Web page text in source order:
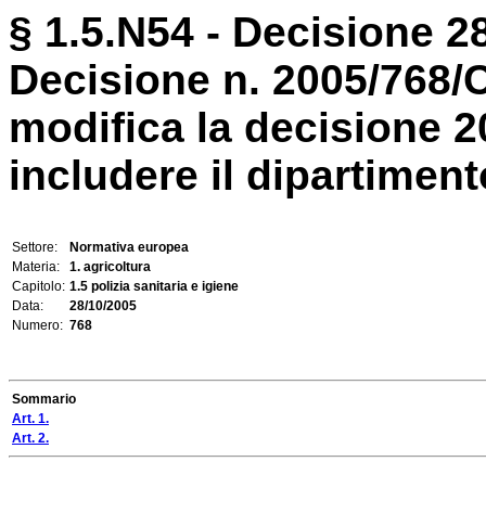
§ 1.5.N54 - Decisione
Decisione n. 2005/
modifica la decisione
includere il
Settore:
Normativa europea
Materia:
1. agricoltura
Capitolo: 1.5 polizia sanitaria e igiene
Data:
28/10/2005
Numero: 768
Sommario
Art. 1.
Art. 2.